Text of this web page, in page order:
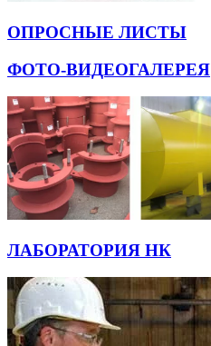
ОПРОСНЫЕ ЛИСТЫ
ФОТО-ВИДЕОГАЛЕРЕЯ
ЛАБОРАТОРИЯ НК